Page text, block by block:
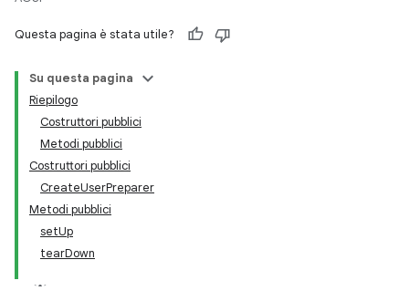
Questa pagina è stata utile?
Su questa pagina
Riepilogo
Costruttori pubblici
Metodi pubblici
Costruttori pubblici
CreateUserPreparer
Metodi pubblici
setUp
tearDown